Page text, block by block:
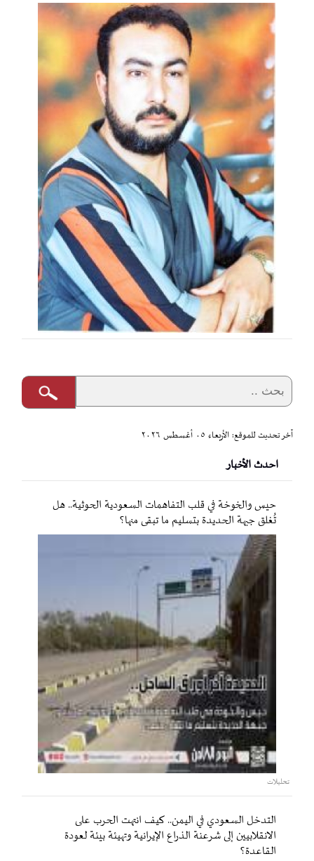
آخر تحديث للموقع: الأربعاء ٠٥ أغسطس ٢٠٢٦
احدث الأخبار
حيس والخوخة في قلب التفاهمات السعودية الحوثية.. هل
تُغلق جبهة الحديدة بتسليم ما تبقى منها؟
تحليلات
التدخل السعودي في اليمن.. كيف انتهت الحرب على
الانقلابيين إلى شرعنة الذراع الإيرانية وتهيئة بيئة لعودة
القاعدة؟